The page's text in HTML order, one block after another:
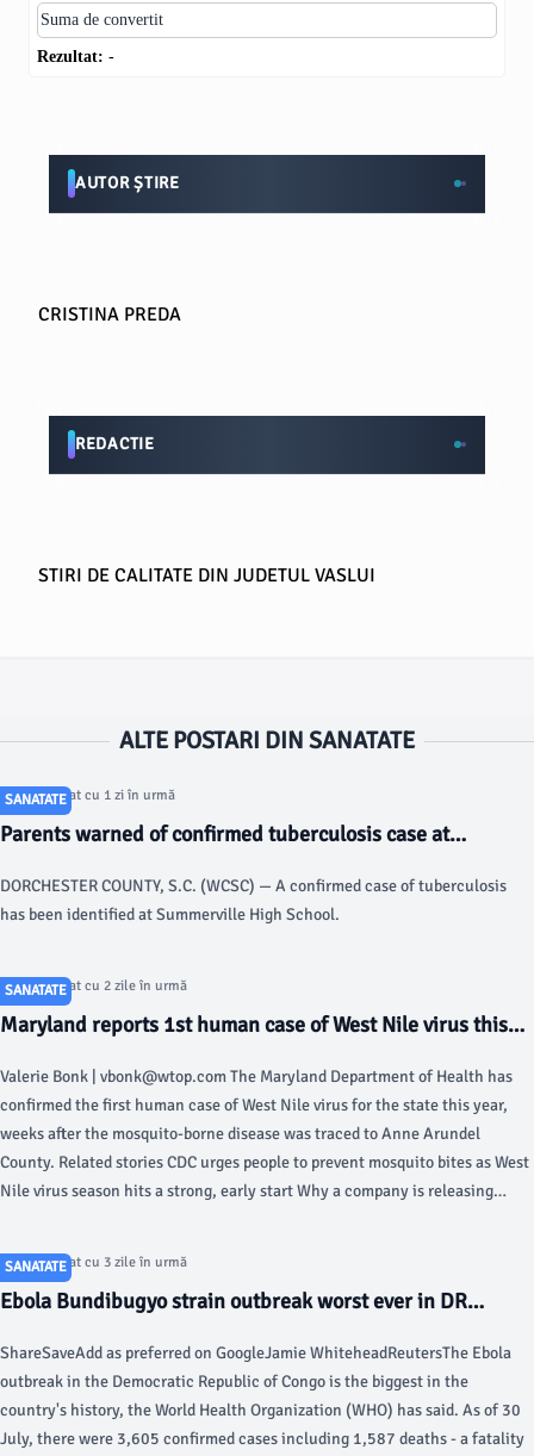
Rezultat: -
AUTOR ȘTIRE
CRISTINA PREDA
REDACTIE
STIRI DE CALITATE DIN JUDETUL VASLUI
ALTE POSTARI DIN SANATATE
SANATATE
Articol postat cu 1 zi în urmă
Parents warned of confirmed tuberculosis case at
DORCHESTER COUNTY, S.C. (WCSC) — A confirmed case of tuberculosis
has been identified at Summerville High School.
SANATATE
Articol postat cu 2 zile în urmă
Maryland reports 1st human case of West Nile virus this
Valerie Bonk | vbonk@wtop.com The Maryland Department of Health has
confirmed the first human case of West Nile virus for the state this year,
weeks after the mosquito-borne disease was traced to Anne Arundel
County. Related stories CDC urges people to prevent mosquito bites as West
Nile virus season hits a strong, early start Why a company is releasing
the disease in a resident in the Capital Region of Maryland, urging
Marylanders to take preventive steps to reduce their risk of getting the
SANATATE
Articol postat cu 3 zile în urmă
Ebola Bundibugyo strain outbreak worst ever in DR
ShareSaveAdd as preferred on GoogleJamie WhiteheadReutersThe Ebola
outbreak in the Democratic Republic of Congo is the biggest in the
country's history, the World Health Organization (WHO) has said. As of 30
July, there were 3,605 confirmed cases including 1,587 deaths - a fatality